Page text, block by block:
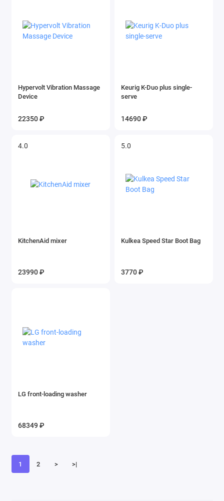
Hypervolt Vibration Massage
Device
22350 ₽
Keurig K-Duo plus single-
serve
14690 ₽
4.0
KitchenAid mixer
23990 ₽
5.0
Kulkea Speed Star Boot Bag
3770 ₽
LG front-loading washer
68349 ₽
1 2 > >|